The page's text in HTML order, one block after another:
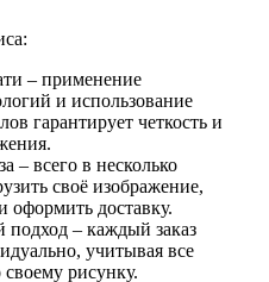
– применение
и использование
гарантирует четкость и
– всего в несколько
своё изображение,
оформить доставку.
– каждый заказ
учитывая все
рисунку.